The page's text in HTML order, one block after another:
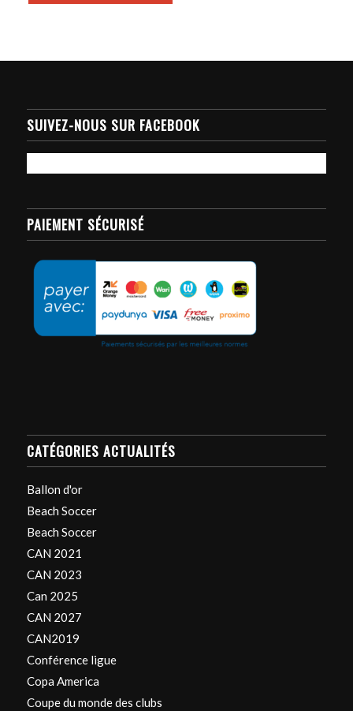
SUIVEZ-NOUS SUR FACEBOOK
PAIEMENT SÉCURISÉ
CATÉGORIES ACTUALITÉS
Ballon d'or
Beach Soccer
Beach Soccer
CAN 2021
CAN 2023
Can 2025
CAN 2027
CAN2019
Conférence ligue
Copa America
Coupe du monde des clubs